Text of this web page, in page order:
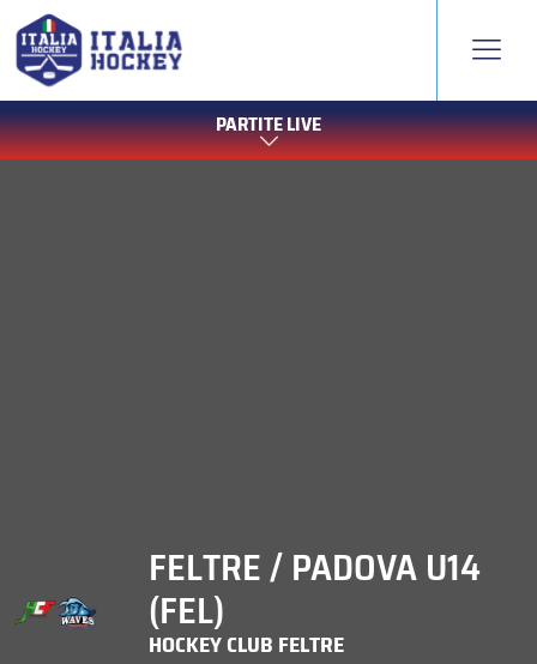
PARTITE LIVE
FELTRE / PADOVA U14
(FEL)
HOCKEY CLUB FELTRE